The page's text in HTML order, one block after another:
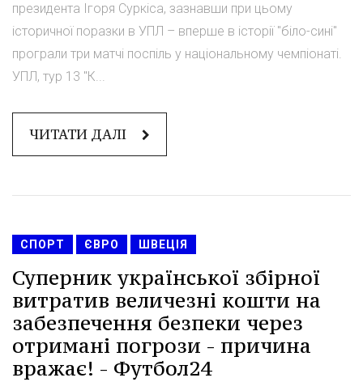
президента Ігоря Суркіса, зазнавши при цьому
історичної поразки в УПЛ – вперше в історії "біло-сині"
програли три матчі поспіль у національному чемпіонаті.
УПЛ, тур 13 "К...
ЧИТАТИ ДАЛІ
СПОРТ ЄВРО ШВЕЦІЯ
Суперник української збірної
витратив величезні кошти на
забезпечення безпеки через
отримані погрози - причина
вражає! - Футбол24